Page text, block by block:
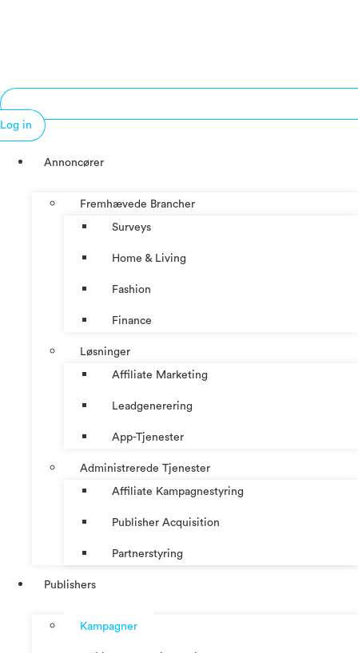
Log in
Annoncører
Fremhævede Brancher
Surveys
Home & Living
Fashion
Finance
Løsninger
Affiliate Marketing
Leadgenerering
App-Tjenester
Administrerede Tjenester
Affiliate Kampagnestyring
Publisher Acquisition
Partnerstyring
Publishers
Kampagner